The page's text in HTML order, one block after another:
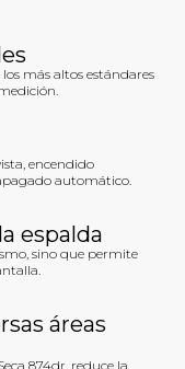
más altos estándares
encendido
automático.
espalda
sino que permite
áreas
874dr, reduce la